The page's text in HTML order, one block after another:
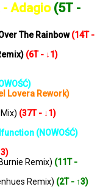
Adagio (5T -
The Rainbow(14T -
(6T - ↓1)
Lovera Rework)
(37T - ↓1)
(NOWOŚĆ)
Remix) (11T -
Remix) (2T - ↑3)